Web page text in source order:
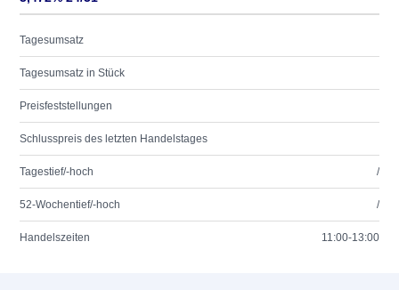
Tagesumsatz
Tagesumsatz in Stück
Preisfeststellungen
Schlusspreis des letzten Handelstages
Tagestief/-hoch /
52-Wochentief/-hoch /
Handelszeiten 11:00-13:00